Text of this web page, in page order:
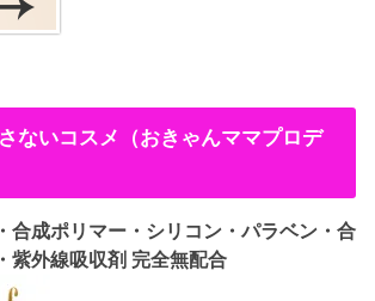
ないコスメ（おきゃんママプロデ
合成ポリマー・シリコン・パラベン・合
紫外線吸収剤 完全無配合